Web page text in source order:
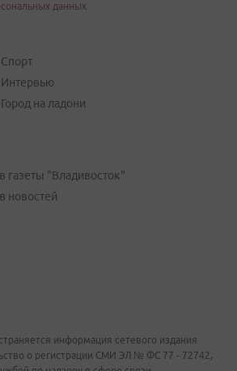
данных
Спорт
Интервью
Город на ладони
газеты "Владивосток"
новостей
информация сетевого издания
о регистрации СМИ ЭЛ № ФС 77 - 72742,